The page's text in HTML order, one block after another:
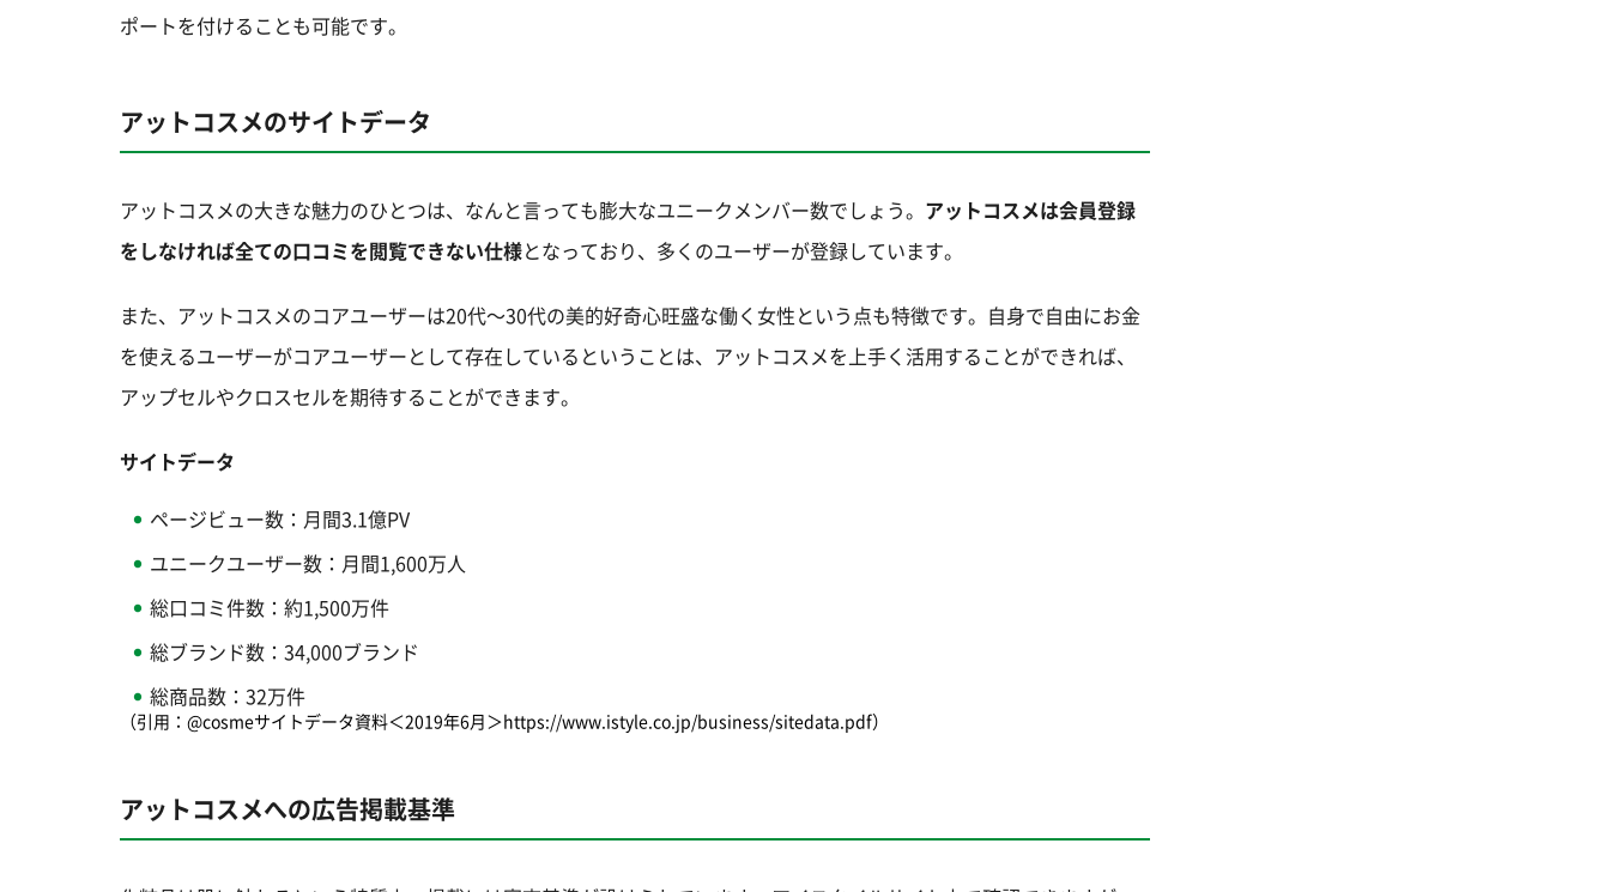
ポートを付けることも可能です。
アットコスメのサイトデータ
アットコスメの大きな魅力のひとつは、なんと言っても膨大なユニークメンバー数でしょう。 アットコスメは会員登録
をしなければ全ての口コミを閲覧できない仕様となっており、多くのユーザーが登録しています。
また、アットコスメのコアユーザーは20代～30代の美的好奇心旺盛な働く女性という点も特徴です。自身で自由にお金
を使えるユーザーがコアユーザーとして存在しているということは、アットコスメを上手く活用することができれば、
アップセルやクロスセルを期待することができます。
サイトデータ
ページビュー数：月間3.1億PV
ユニークユーザー数：月間1,600万人
総口コミ件数：約1,500万件
総ブランド数：34,000ブランド
総商品数：32万件
（引用：@cosmeサイトデータ資料＜2019年6月＞https://www.istyle.co.jp/business/sitedata.pdf）
アットコスメへの広告掲載基準